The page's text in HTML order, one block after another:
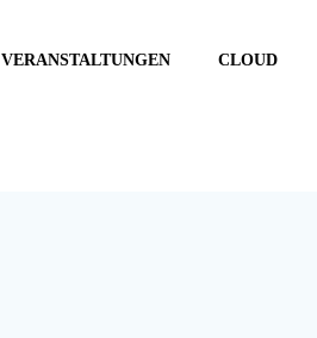
VERANSTALTUNGEN CLOUD